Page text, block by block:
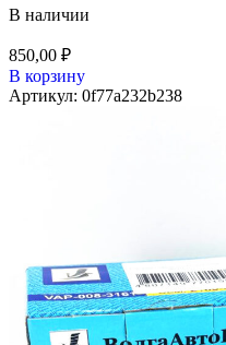
В наличии
850,00 ₽
В корзину
Артикул: 0f77a232b238